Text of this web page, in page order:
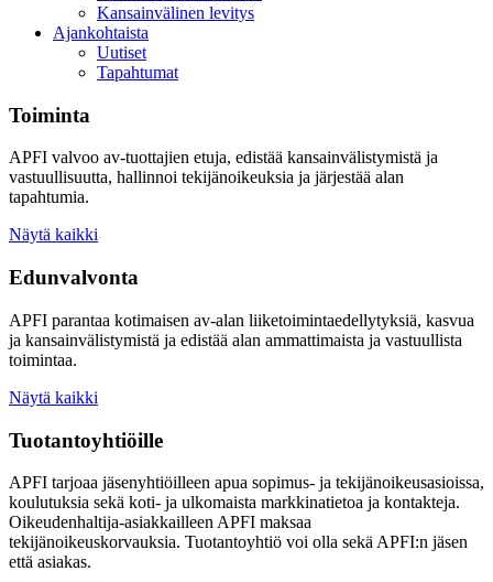
Kansainvälinen levitys
Ajankohtaista
Uutiset
Tapahtumat
Toiminta
APFI valvoo av-tuottajien etuja, edistää kansainvälistymistä ja
vastuullisuutta, hallinnoi tekijänoikeuksia ja järjestää alan
tapahtumia.
Näytä kaikki
Edunvalvonta
APFI parantaa kotimaisen av-alan liiketoimintaedellytyksiä, kasvua
ja kansainvälistymistä ja edistää alan ammattimaista ja vastuullista
toimintaa.
Näytä kaikki
Tuotantoyhtiöille
APFI tarjoaa jäsenyhtiöilleen apua sopimus- ja tekijänoikeusasioissa,
koulutuksia sekä koti- ja ulkomaista markkinatietoa ja kontakteja.
Oikeudenhaltija-asiakkailleen APFI maksaa
tekijänoikeuskorvauksia. Tuotantoyhtiö voi olla sekä APFI:n jäsen
että asiakas.